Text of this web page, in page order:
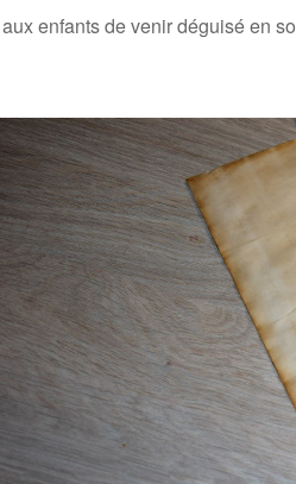
enfants de venir déguisé en